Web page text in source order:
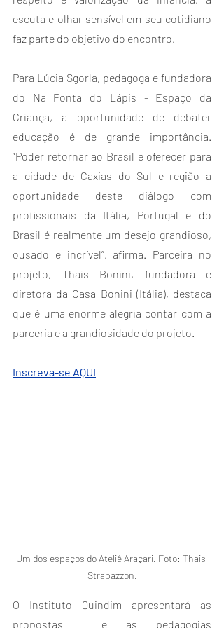
escuta e olhar sensível em seu cotidiano
faz parte do objetivo do encontro.
Para Lúcia Sgorla, pedagoga e fundadora
do Na Ponta do Lápis - Espaço da
Criança, a oportunidade de debater
educação é de grande importância.
“Poder retornar ao Brasil e oferecer para
a cidade de Caxias do Sul e região a
oportunidade deste diálogo com
profissionais da Itália, Portugal e do
Brasil é realmente um desejo grandioso,
ousado e incrível”, afirma. Parceira no
projeto, Thais Bonini, fundadora e
diretora da Casa Bonini (Itália), destaca
que é uma enorme alegria contar com a
parceria e a grandiosidade do projeto.
Inscreva-se AQUI
Um dos espaços do Ateliê Araçari. Foto: Thais
Strapazzon.
O Instituto Quindim apresentará as
propostas  e as pedagogias